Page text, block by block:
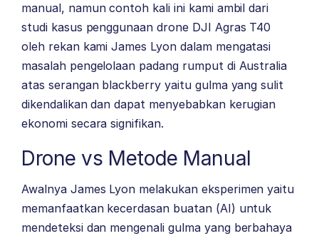
manual, namun contoh kali ini kami ambil dari
studi kasus penggunaan drone DJI Agras T40
oleh rekan kami James Lyon dalam mengatasi
masalah pengelolaan padang rumput di Australia
atas serangan blackberry yaitu gulma yang sulit
dikendalikan dan dapat menyebabkan kerugian
ekonomi secara signifikan.
Drone vs Metode Manual
Awalnya James Lyon melakukan eksperimen yaitu
memanfaatkan kecerdasan buatan (AI) untuk
mendeteksi dan mengenali gulma yang berbahaya